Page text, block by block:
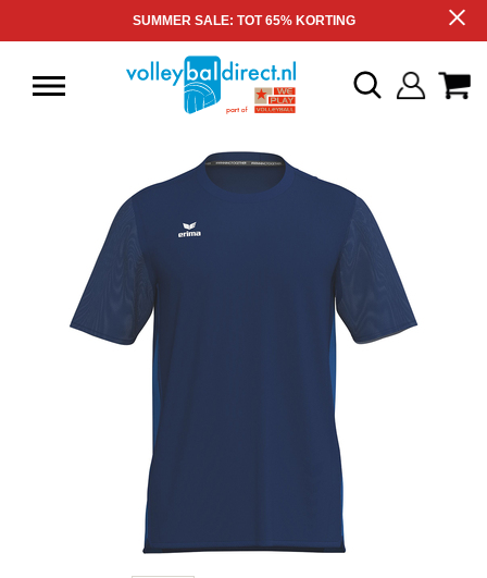
SUMMER SALE: TOT 65% KORTING